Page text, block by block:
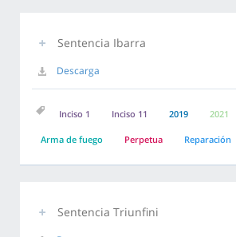
Sentencia Ibarra
Descarga
Inciso 1 Inciso 11 2019 2021
Arma de fuego Perpetua Reparación
Sentencia Triunfini